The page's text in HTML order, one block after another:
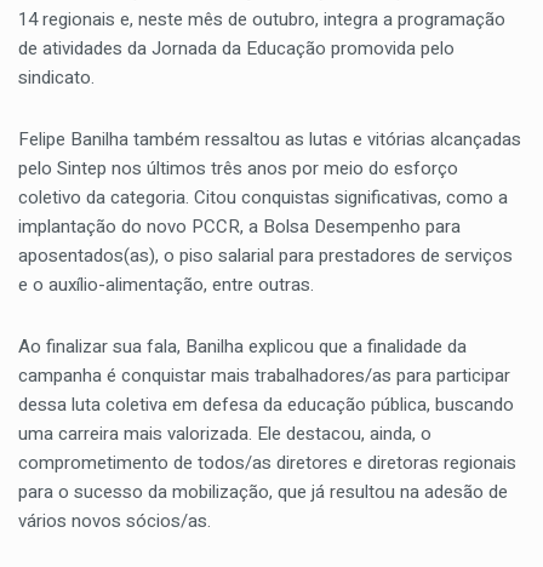
14 regionais e, neste mês de outubro, integra a programação
de atividades da Jornada da Educação promovida pelo
sindicato.
Felipe Banilha também ressaltou as lutas e vitórias alcançadas
pelo Sintep nos últimos três anos por meio do esforço
coletivo da categoria. Citou conquistas significativas, como a
implantação do novo PCCR, a Bolsa Desempenho para
aposentados(as), o piso salarial para prestadores de serviços
e o auxílio-alimentação, entre outras.
Ao finalizar sua fala, Banilha explicou que a finalidade da
campanha é conquistar mais trabalhadores/as para participar
dessa luta coletiva em defesa da educação pública, buscando
uma carreira mais valorizada. Ele destacou, ainda, o
comprometimento de todos/as diretores e diretoras regionais
para o sucesso da mobilização, que já resultou na adesão de
vários novos sócios/as.